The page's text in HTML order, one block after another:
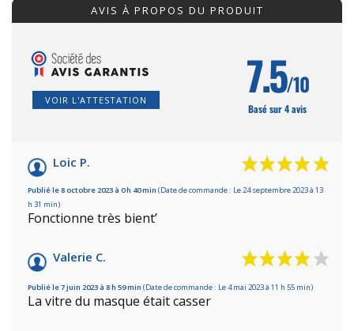
AVIS À PROPOS DU PRODUIT
VOIR L'ATTESTATION 7.5/10
Basé sur 4 avis
Loic P.
Publié le 8 octobre 2023 à 0 h 40 min (Date de commande : Le 24 septembre 2023 à 13
h 31 min)
Fonctionne très bient’
Valerie C.
Publié le 7 juin 2023 à 8 h 59 min (Date de commande : Le 4 mai 2023 à 11 h 55 min)
La vitre du masque était casser